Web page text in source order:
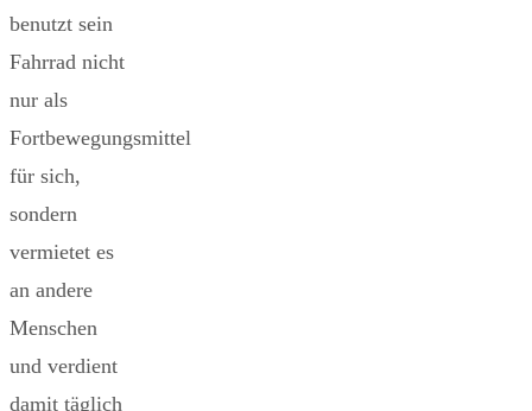
benutzt sein
Fahrrad nicht
nur als
Fortbewegungsmittel
für sich,
sondern
vermietet es
an andere
Menschen
und verdient
damit täglich